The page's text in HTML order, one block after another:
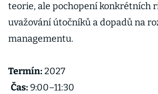
teorie, ale pochopení konkrétních
uvažování útočníků a dopadů na
managementu.
Termín:2027
Čas:9:00–11:30